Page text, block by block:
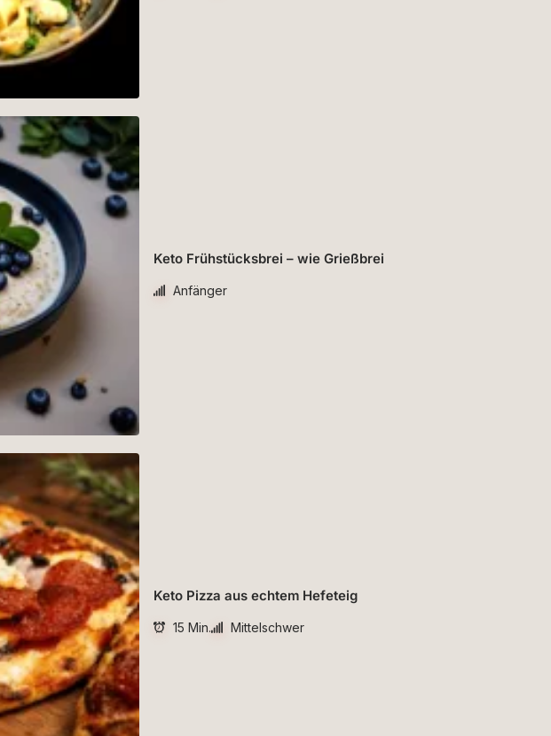
Keto Frühstücksbrei – wie Grießbrei
Anfänger
Keto Pizza aus echtem Hefeteig
15 Min. Mittelschwer